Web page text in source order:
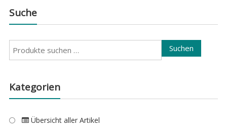
Suche
Suchen
nach:
Suchen
Kategorien
Übersicht aller Artikel